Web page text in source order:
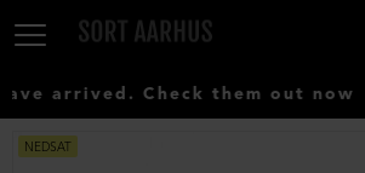
arrived. Check them out now
NEDSAT